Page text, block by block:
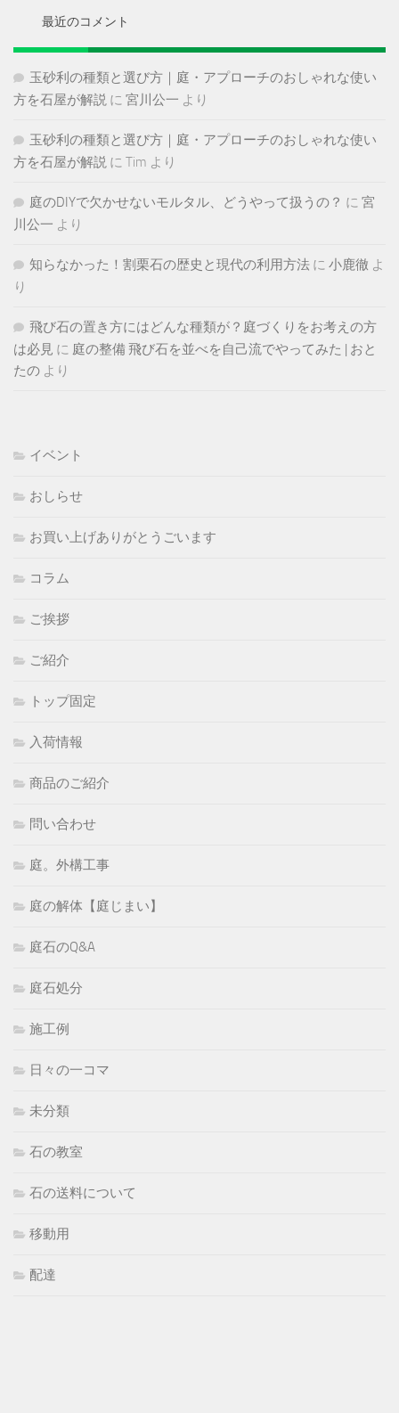
最近のコメント
玉砂利の種類と選び方｜庭・アプローチのおしゃれな使い
方を石屋が解説 に 宮川公一 より
玉砂利の種類と選び方｜庭・アプローチのおしゃれな使い
方を石屋が解説 に Tim より
庭のDIYで欠かせないモルタル、どうやって扱うの？ に 宮
川公一 より
知らなかった！割栗石の歴史と現代の利用方法 に 小鹿徹 よ
り
飛び石の置き方にはどんな種類が？庭づくりをお考えの方
は必見 に 庭の整備 飛び石を並べを自己流でやってみた | おと
たの より
イベント
おしらせ
お買い上げありがとうごいます
コラム
ご挨拶
ご紹介
トップ固定
入荷情報
商品のご紹介
問い合わせ
庭。外構工事
庭の解体【庭じまい】
庭石のQ&A
庭石処分
施工例
日々の一コマ
未分類
石の教室
石の送料について
移動用
配達